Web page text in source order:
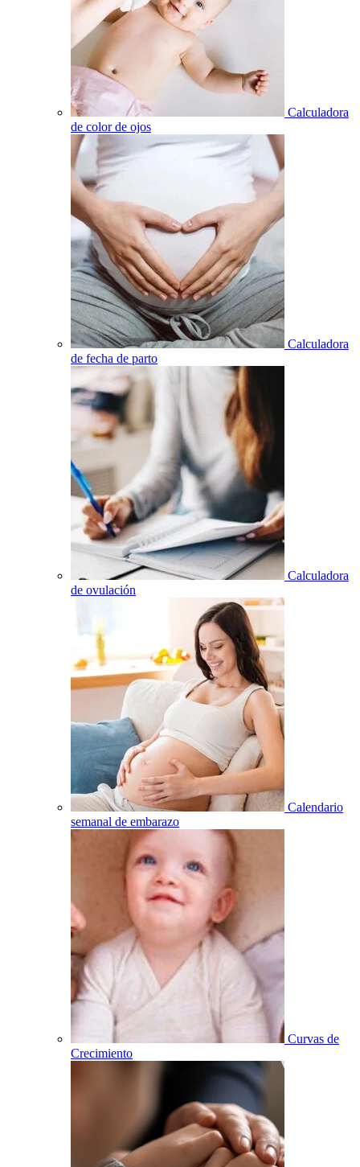
Calculadora
de color de ojos
Calculadora
de fecha de parto
Calculadora
de ovulación
Calendario
semanal de embarazo
Curvas de
Crecimiento